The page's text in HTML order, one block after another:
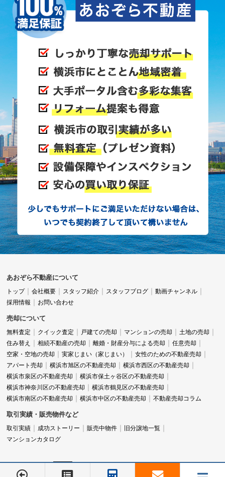
あおぞら不動産について
トップ 会社概要 スタッフ紹介 スタッフブログ
動画チャンネル
採用情報
お問い合わせ
売却について
無料査定 クイック査定 戸建ての売却 マンションの売却
土地の売却
住み替え
相続不動産の売却 離婚・財産分与による売却
任意売却
空家・空地の売却
実家じまい（家じまい）
女性のための不動産売却
アパート売却
横浜市旭区の不動産売却
横浜市西区の不動産売却
横浜市泉区の不動産売却
横浜市保土ヶ谷区の不動産売却
横浜市神奈川区の不動産売却
横浜市鶴見区の不動産売却
横浜市南区の不動産売却
横浜市中区の不動産売却 不動産売却コラム
取引実績・販売物件など
取引実績 成功ストーリー 販売中物件
旧分譲地一覧
マンションカタログ
045-548-5246